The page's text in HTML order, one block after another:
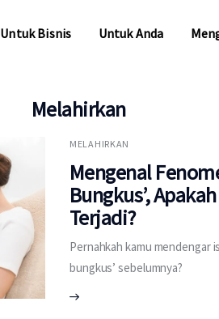
Untuk Bisnis Untuk Anda
Untuk Bisnis Untuk Anda
Melahirkan
MELAHIRKAN
Mengenal
Bungkus’,
Terjadi?
Pernahkah kamu mendengar
bungkus’ sebelumnya?